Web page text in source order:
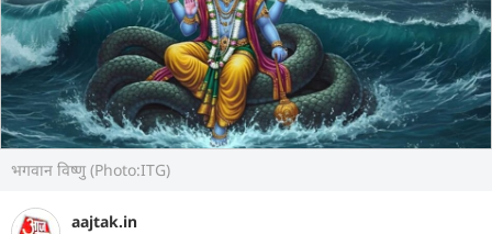
भगवान विष्णु (Photo:ITG)
aajtak.in